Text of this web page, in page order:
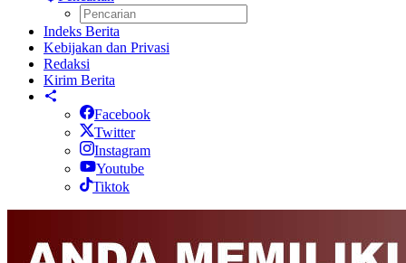
Indeks Berita
Kebijakan dan Privasi
Redaksi
Kirim Berita
Facebook
Twitter
Instagram
Youtube
Tiktok